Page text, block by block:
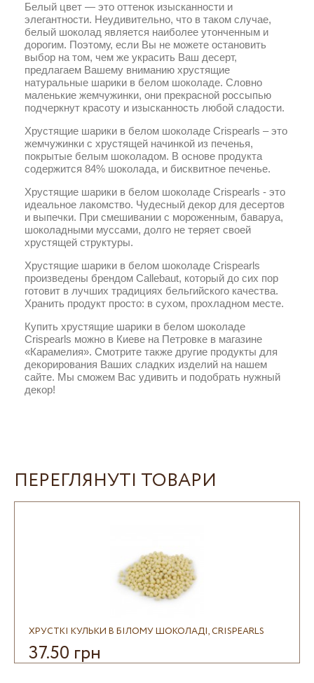
Белый цвет — это оттенок изысканности и
элегантности. Неудивительно, что в таком случае,
белый шоколад является наиболее утонченным и
дорогим. Поэтому, если Вы не можете остановить
выбор на том, чем же украсить Ваш десерт,
предлагаем Вашему вниманию хрустящие
натуральные шарики в белом шоколаде. Словно
маленькие жемчужинки, они прекрасной россыпью
подчеркнут красоту и изысканность любой сладости.
Хрустящие шарики в белом шоколаде Crispearls – это
жемчужинки с хрустящей начинкой из печенья,
покрытые белым шоколадом. В основе продукта
содержится 84% шоколада, и бисквитное печенье.
Хрустящие шарики в белом шоколаде Crispearls - это
идеальное лакомство. Чудесный декор для десертов
и выпечки. При смешивании с мороженным, баваруа,
шоколадными муссами, долго не теряет своей
хрустящей структуры.
Хрустящие шарики в белом шоколаде Crispearls
произведены брендом Callebaut, который до сих пор
готовит в лучших традициях бельгийского качества.
Хранить продукт просто: в сухом, прохладном месте.
Купить хрустящие шарики в белом шоколаде
Crispearls можно в Киеве на Петровке в магазине
«Карамелия». Смотрите также другие продукты для
декорирования Ваших сладких изделий на нашем
сайте. Мы сможем Вас удивить и подобрать нужный
декор!
ПЕРЕГЛЯНУТІ ТОВАРИ
ХРУСТКІ КУЛЬКИ В БІЛОМУ ШОКОЛАДІ, CRISPEARLS
37.50 грн